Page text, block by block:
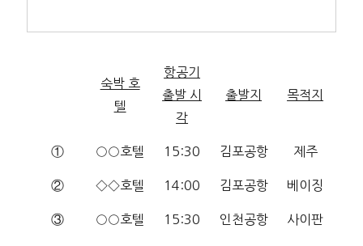
숙박 호
텔
항공기
출발 시
각
출발지 목적지
① ○○호텔 15:30 김포공항 제주
② ◇◇호텔 14:00 김포공항 베이징
③ ○○호텔 15:30 인천공항 사이판